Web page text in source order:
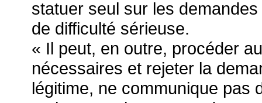
statuer seul sur les
de difficulté sérieuse.
« Il peut, en outre, procéder
nécessaires et rejeter la
légitime, ne communique pas